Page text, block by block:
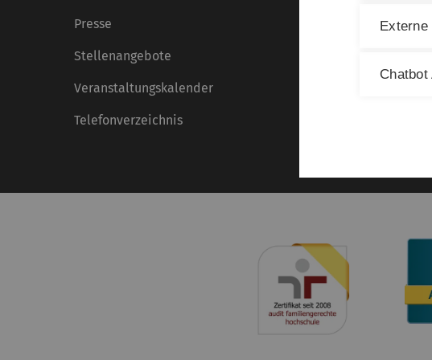
Presse
Stellenangebote
Veranstaltungskalender
Telefonverzeichnis
Externe